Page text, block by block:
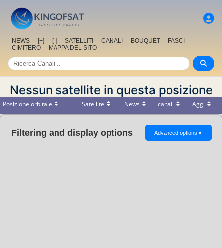
NEWS [+] [-] SATELLITI CANALI BOUQUET
FASCI
CIMITERO
MAPPA DEL SITO
Nessun satellite in questa posizione
Posizione orbitale Satellite News canali Agg.
Filtering and display options Advanced options ▼